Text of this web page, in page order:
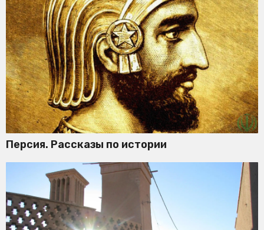
Персия. Рассказы по истории